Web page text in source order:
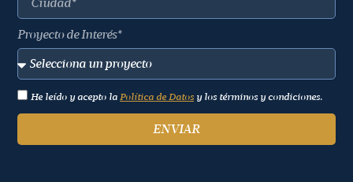
Proyecto de Interés*
He leído y acepto la Política de Datos y los términos y condiciones.
ENVIAR